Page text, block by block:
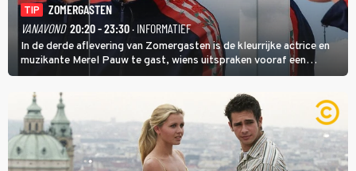
TIP
ZOMERGASTEN
VANAVOND 20:20 - 23:30· INFORMATIEF
In de derde aflevering van Zomergasten is de kleurrijke actrice en
muzikante Merel Pauw te gast, wiens uitspraken vooraf een
boeiende avond beloven: 'Mijn ideale televisieavond is zoals mijn
identiteit: grenzeloos, absurd en vol angsten'.